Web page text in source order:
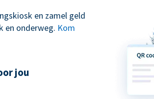
en zamel geld
en onderweg. Kom
jou